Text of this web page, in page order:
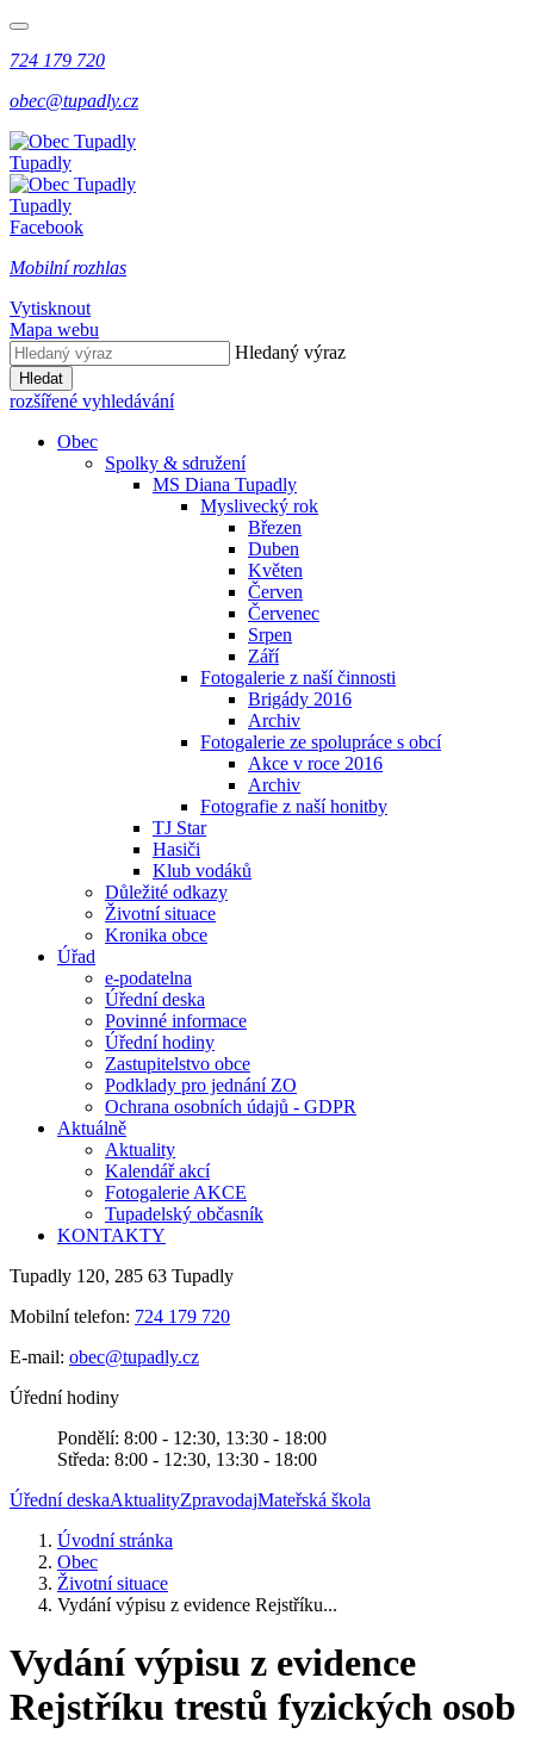
724 179 720
obec@tupadly.cz
Tupadly
Tupadly
Facebook
Mobilní rozhlas
Vytisknout
Mapa webu
Hledaný výraz
Hledat
rozšířené vyhledávání
Obec
Spolky & sdružení
MS Diana Tupadly
Myslivecký rok
Březen
Duben
Květen
Červen
Červenec
Srpen
Září
Fotogalerie z naší činnosti
Brigády 2016
Archiv
Fotogalerie ze spolupráce s obcí
Akce v roce 2016
Archiv
Fotografie z naší honitby
TJ Star
Hasiči
Klub vodáků
Důležité odkazy
Životní situace
Kronika obce
Úřad
e-podatelna
Úřední deska
Povinné informace
Úřední hodiny
Zastupitelstvo obce
Podklady pro jednání ZO
Ochrana osobních údajů - GDPR
Aktuálně
Aktuality
Kalendář akcí
Fotogalerie AKCE
Tupadelský občasník
KONTAKTY
Tupadly 120, 285 63 Tupadly
Mobilní telefon: 724 179 720
E-mail: obec@tupadly.cz
Úřední hodiny
Pondělí: 8:00 - 12:30, 13:30 - 18:00
Středa: 8:00 - 12:30, 13:30 - 18:00
Úřední deskaAktualityZpravodajMateřská škola
Úvodní stránka
Obec
Životní situace
Vydání výpisu z evidence Rejstříku...
Vydání výpisu z evidence
Rejstříku trestů fyzických osob